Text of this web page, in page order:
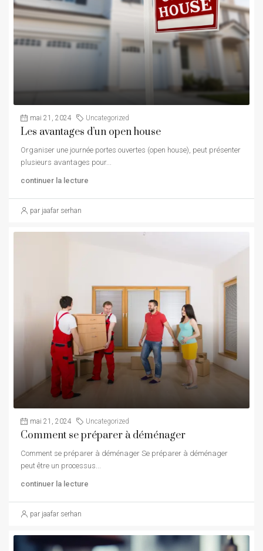
mai 21, 2024 Uncategorized
Les avantages d’un open house
Organiser une journée portes ouvertes (open house), peut présenter
plusieurs avantages pour...
continuer la lecture
par jaafar serhan
mai 21, 2024 Uncategorized
Comment se préparer à déménager
Comment se préparer à déménager Se préparer à déménager
peut être un processus...
continuer la lecture
par jaafar serhan